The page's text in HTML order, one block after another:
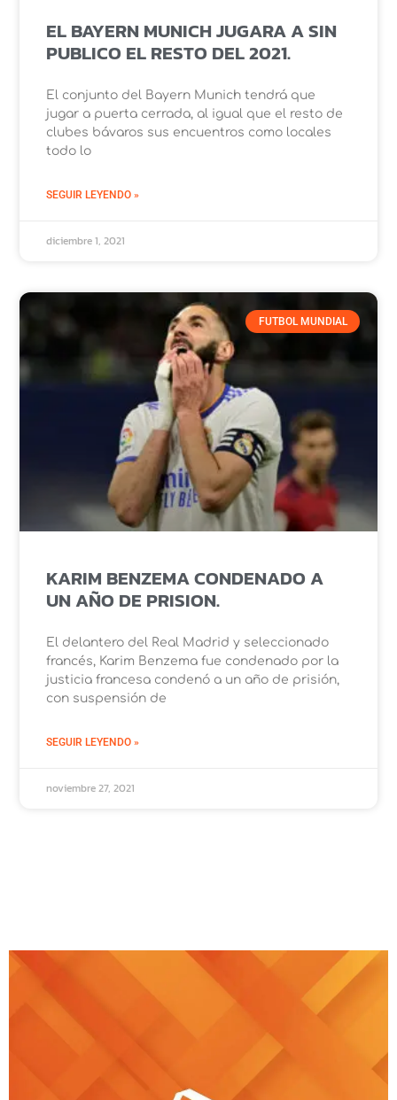
EL BAYERN MUNICH JUGARA A SIN
PUBLICO EL RESTO DEL 2021.
El conjunto del Bayern Munich tendrá que
jugar a puerta cerrada, al igual que el resto de
clubes bávaros sus encuentros como locales
todo lo
SEGUIR LEYENDO »
diciembre 1, 2021
FUTBOL MUNDIAL
KARIM BENZEMA CONDENADO A
UN AÑO DE PRISION.
El delantero del Real Madrid y seleccionado
francés, Karim Benzema fue condenado por la
justicia francesa condenó a un año de prisión,
con suspensión de
SEGUIR LEYENDO »
noviembre 27, 2021